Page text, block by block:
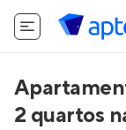
2 quartos